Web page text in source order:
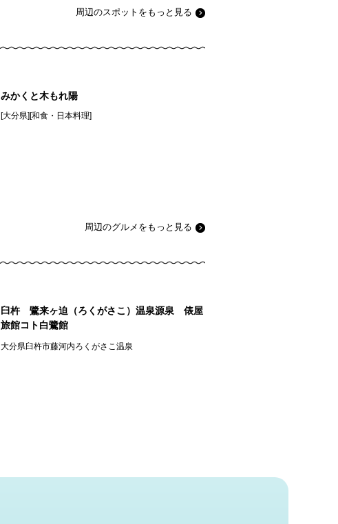
周辺のスポットをもっと見る
みかくと木もれ陽
[大分県][和食・日本料理]
周辺のグルメをもっと見る
臼杵 鷺来ヶ迫（ろくがさこ）温泉源泉 俵屋
旅館コト白鷺館
大分県臼杵市藤河内ろくがさこ温泉